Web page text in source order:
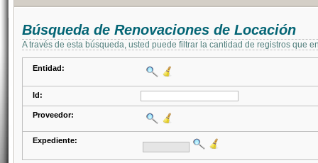
Búsqueda de Renovaciones de Locación
A través de esta búsqueda, usted puede filtrar la cantidad de registros que
Entidad:
Id:
Proveedor:
Expediente: